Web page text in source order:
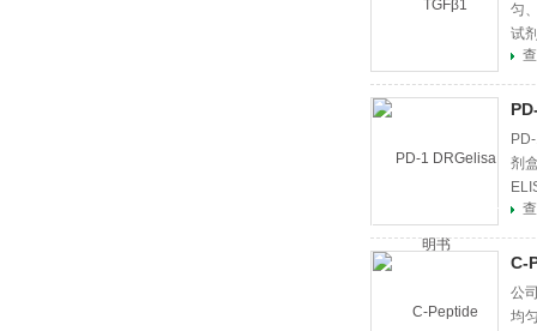
匀
试
剂
C-
公
均